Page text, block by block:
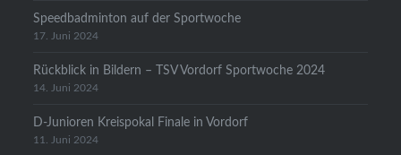
Speedbadminton auf der Sportwoche
17. Juni 2024
Rückblick in Bildern – TSV Vordorf Sportwoche 2024
14. Juni 2024
D-Junioren Kreispokal Finale in Vordorf
11. Juni 2024